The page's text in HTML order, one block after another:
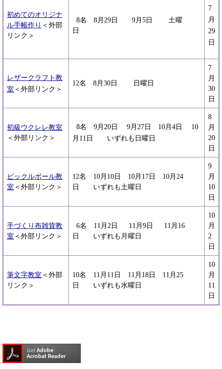
初めてのオリジナ
ル手帳作り ＜外部
リンク＞
8名 8月29日 9月5日 土曜
日
7
月
29
日
レザークラフト教
室 ＜外部リンク＞
12名 8月30日 日曜日
7
月
30
日
初級ウクレレ教室
＜外部リンク＞
8名 9月20日 9月27日 10月4日 10
月11日 いずれも日曜日
8
月
20
日
ピックルボール教
室 ＜外部リンク＞
12名 10月10日 10月17日 10月24
日 いずれも土曜日
9
月
10
日
手づくり布雑貨教
室 ＜外部リンク＞
6名 11月2日 11月9日 11月16
日 いずれも月曜日
10
月
2
日
筆文字教室 ＜外部
リンク＞
10名 11月11日 11月18日 11月25
日 いずれも水曜日
10
月
11
日